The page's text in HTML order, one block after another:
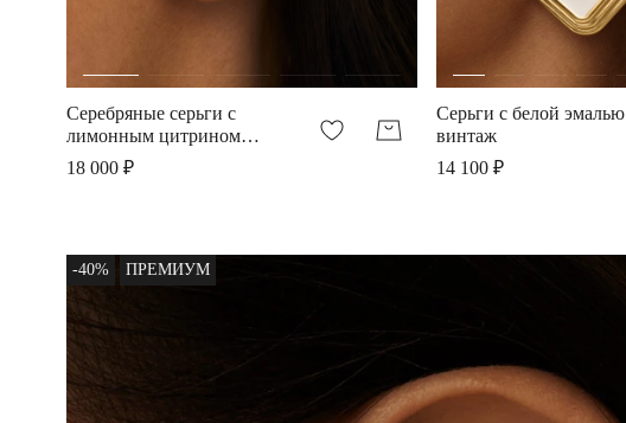
Серебряные серьги с
лимонным цитрином
Ашер
18 000 ₽
Серьги с белой эмалью
винтаж
14 100 ₽
-40% ПРЕМИУМ